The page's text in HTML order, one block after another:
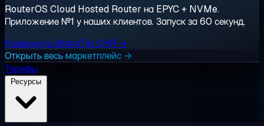
RouterOS Cloud Hosted Router на EPYC + NVMe.
Приложение №1 у наших клиентов. Запуск за 60 секунд.
Развернуть MikroTik CHR →
Открыть весь маркетплейс →
Тарифы